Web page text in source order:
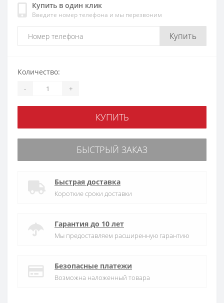
Купить в один клик
Введите номер телефона и мы перезвоним
Купить
Количество:
- +
КУПИТЬ
БЫСТРЫЙ ЗАКАЗ
Быстрая доставка
Короткие сроки доставки
Гарантия до 10 лет
Мы предоставляем расширенную гарантию
Безопасные платежи
Возможна наложенный товара